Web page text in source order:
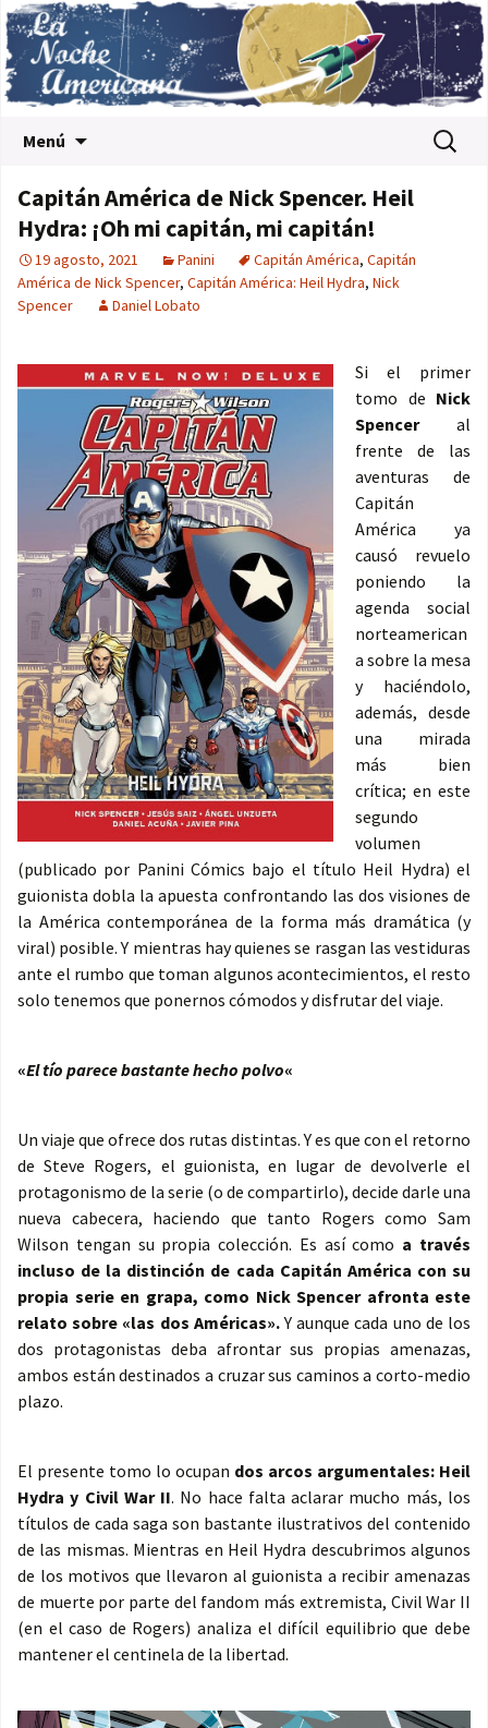
Menú Buscar:
Capitán América de Nick Spencer. Heil
Hydra: ¡Oh mi capitán, mi capitán!
19 agosto, 2021 Panini Capitán América, Capitán
América de Nick Spencer, Capitán América: Heil Hydra, Nick
Spencer
Daniel Lobato
Si el primer
tomo de Nick
Spenceral
frente de las
aventuras de
Capitán
América ya
causó revuelo
poniendo la
agenda social
norteamerican
a sobre la mesa
y haciéndolo,
además, desde
una mirada
más bien
crítica; en este
segundo
volumen
(publicado por Panini Cómics bajo el título Heil Hydra) el
guionista dobla la apuesta confrontando las dos visiones de
la América contemporánea de la forma más dramática (y
viral) posible. Y mientras hay quienes se rasgan las vestiduras
ante el rumbo que toman algunos acontecimientos, el resto
solo tenemos que ponernos cómodos y disfrutar del viaje.
«El tío parece bastante hecho polvo«
Un viaje que ofrece dos rutas distintas. Y es que con el retorno
de Steve Rogers, el guionista, en lugar de devolverle el
protagonismo de la serie (o de compartirlo), decide darle una
nueva cabecera, haciendo que tanto Rogers como Sam
Wilson tengan su propia colección. Es así como a través
incluso de la distinción de cada Capitán América con su
propia serie en grapa, como Nick Spencer afronta este
relato sobre «las dos Américas».Y aunque cada uno de los
dos protagonistas deba afrontar sus propias amenazas,
ambos están destinados a cruzar sus caminos a corto-medio
plazo.
El presente tomo lo ocupan dos arcos argumentales: Heil
Hydra y Civil War II. No hace falta aclarar mucho más, los
títulos de cada saga son bastante ilustrativos del contenido
de las mismas. Mientras en Heil Hydra descubrimos algunos
de los motivos que llevaron al guionista a recibir amenazas
de muerte por parte del fandom más extremista, Civil War II
(en el caso de Rogers) analiza el difícil equilibrio que debe
mantener el centinela de la libertad.